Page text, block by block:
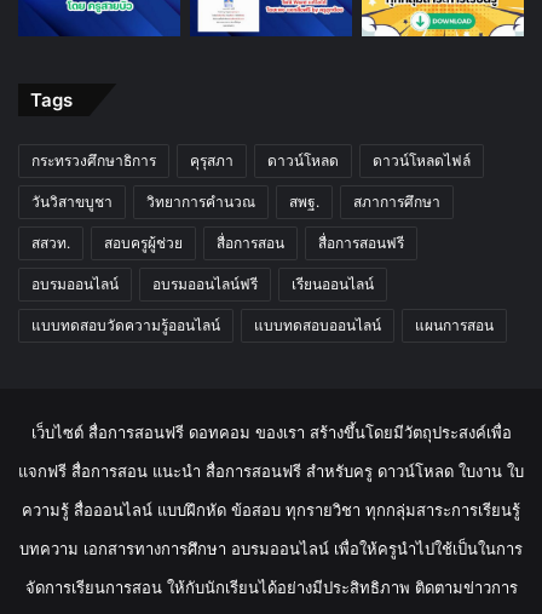
Tags
กระทรวงศึกษาธิการ คุรุสภา ดาวน์โหลด ดาวน์โหลดไฟล์
วันวิสาขบูชา วิทยาการคำนวณ สพฐ. สภาการศึกษา
สสวท. สอบครูผู้ช่วย สื่อการสอน สื่อการสอนฟรี
อบรมออนไลน์ อบรมออนไลน์ฟรี เรียนออนไลน์
แบบทดสอบวัดความรู้ออนไลน์ แบบทดสอบออนไลน์ แผนการสอน
เว็บไซต์ สื่อการสอนฟรี ดอทคอม ของเรา สร้างขึ้นโดยมีวัตถุประสงค์เพื่อ
แจกฟรี สื่อการสอน แนะนำ สื่อการสอนฟรี สำหรับครู ดาวน์โหลด ใบงาน ใบ
ความรู้ สื่อออนไลน์ แบบฝึกหัด ข้อสอบ ทุกรายวิชา ทุกกลุ่มสาระการเรียนรู้
บทความ เอกสารทางการศึกษา อบรมออนไลน์ เพื่อให้ครูนำไปใช้เป็นในการ
จัดการเรียนการสอน ให้กับนักเรียนได้อย่างมีประสิทธิภาพ ติดตามข่าวการ